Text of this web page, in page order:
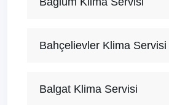
Bahçelievler Klima Servisi
Balgat Klima Servisi